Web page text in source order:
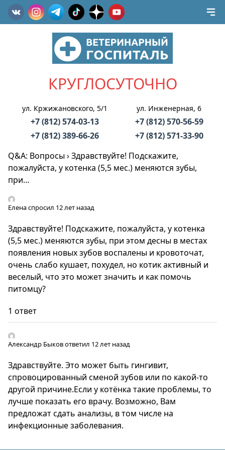
КРУГЛОСУТОЧНО
ул. Кржижановского, 5/1
+7 (812) 574-03-13
+7 (812) 389-66-26
ул. Инженерная, 6
+7 (812) 570-56-59
+7 (812) 571-33-90
Q&A: Вопросы›Здравствуйте! Подскажите,
пожалуйста, у котенка (5,5 мес.) меняются зубы,
при…
Еленаспросил 12 лет назад
Здравствуйте! Подскажите, пожалуйста, у котенка
(5,5 мес.) меняются зубы, при этом десны в местах
появления новых зубов воспалены и кровоточат,
очень слабо кушает, похудел, но котик активный и
веселый, что это может значить и как помочь
питомцу?
1 ответ
Александр Быковответил 12 лет назад
Здравствуйте. Это может быть гингивит,
спровоцированный сменой зубов или по какой-то
другой причине.Если у котёнка такие проблемы, то
лучше показать его врачу. Возможно, Вам
предложат сдать анализы, в том числе на
инфекционные заболевания.